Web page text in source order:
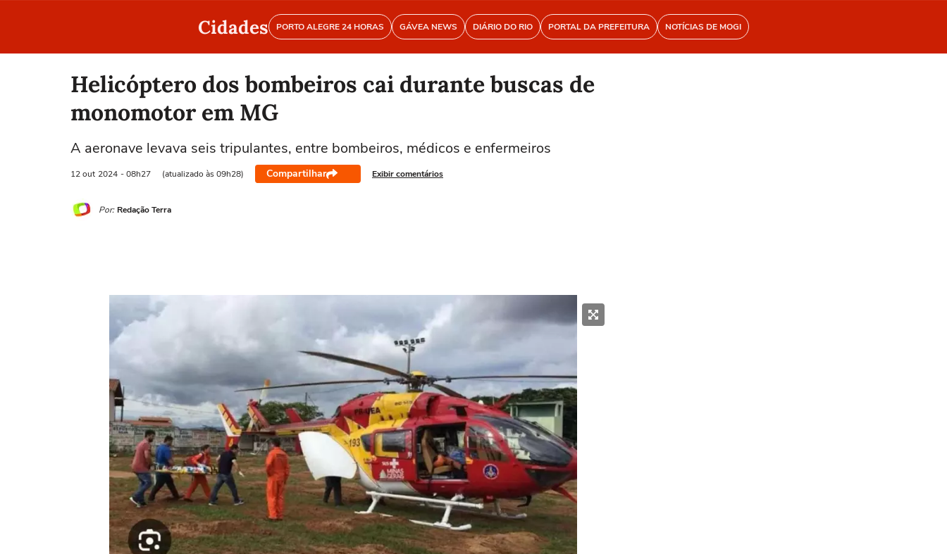
Cidades PORTO ALEGRE 24 HORAS GÁVEA NEWS DIÁRIO DO RIO PORTAL DA PREFEITURA NOTÍCIAS DE MOGI
Helicóptero dos bombeiros cai durante buscas de
monomotor em MG
A aeronave levava seis tripulantes, entre bombeiros, médicos e enfermeiros
12 out 2024 - 08h27 (atualizado às 09h28) Compartilhar Exibir comentários
Por: Redação Terra